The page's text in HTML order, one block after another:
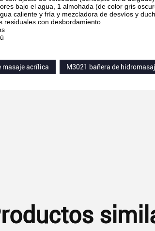
bajo el agua, 1 almohada (de color gris
caliente y fría y mezcladora de desvíos y
residuales con desbordamiento
masaje acrílica
M3021 bañera de